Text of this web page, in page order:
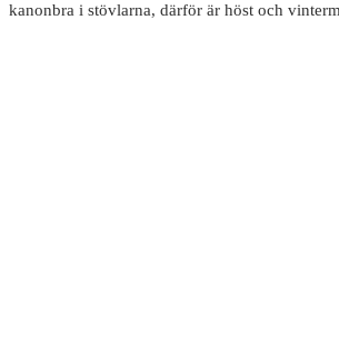
kanonbra i stövlarna, därför är höst och